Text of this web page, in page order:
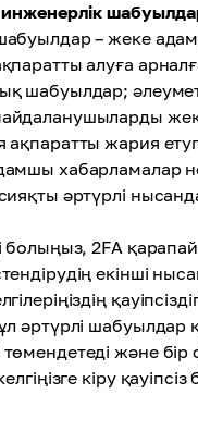
инженерлік
– жеке
алуға
шабуылдар;
ақпаратты жария
хабарламалар
әртүрлі
болыңыз, 2FA
екінші
әртүрлі шабуылдар
және бір
кіру